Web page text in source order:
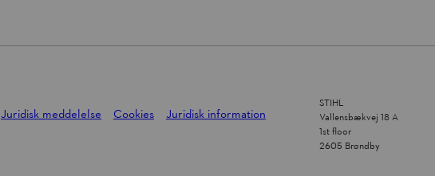
Juridisk meddelelse Cookies Juridisk information
STIHL
Vallensbækvej 18 A
1st floor
2605 Brøndby